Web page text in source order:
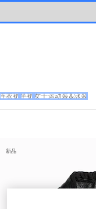
连衣裙 半裙 女士运动装&泳装
新品